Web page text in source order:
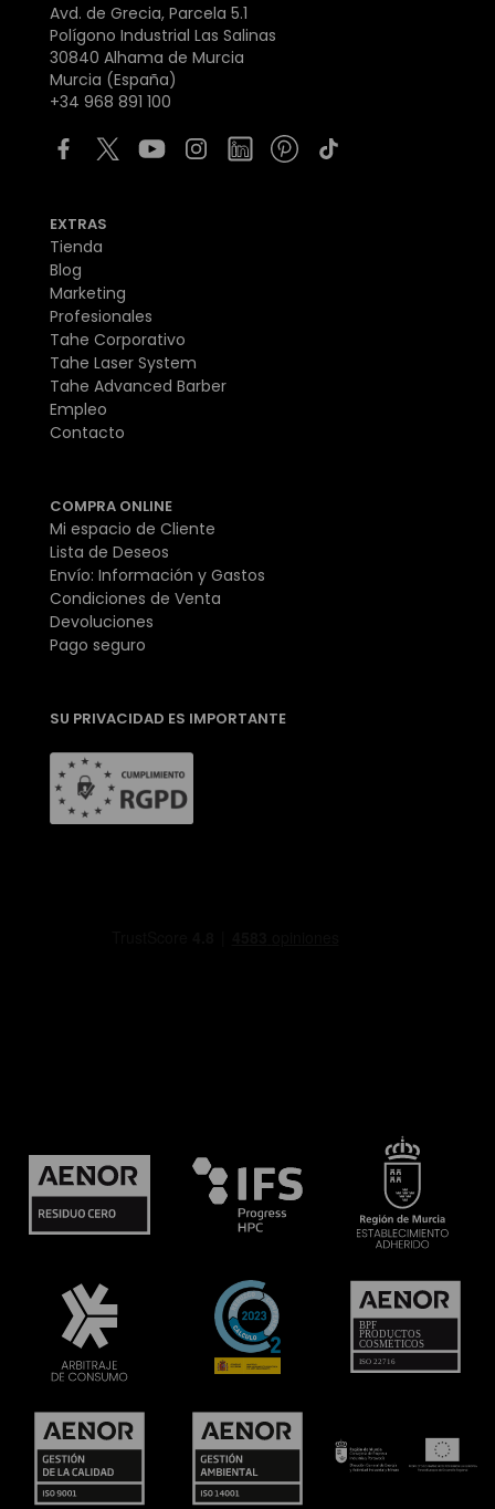
Avd. de Grecia, Parcela 5.1
Polígono Industrial Las Salinas
30840 Alhama de Murcia
Murcia (España)
+34 968 891 100
EXTRAS
Tienda
Blog
Marketing
Profesionales
Tahe Corporativo
Tahe Laser System
Tahe Advanced Barber
Empleo
Contacto
COMPRA ONLINE
Mi espacio de Cliente
Lista de Deseos
Envío: Información y Gastos
Condiciones de Venta
Devoluciones
Pago seguro
SU PRIVACIDAD ES IMPORTANTE